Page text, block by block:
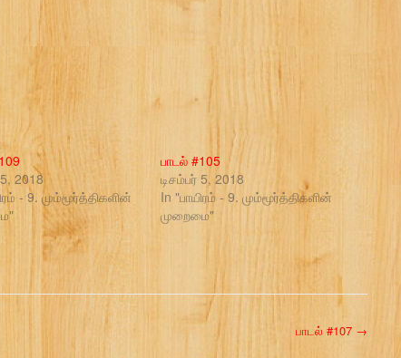
2018
- 9. மும்மூர்த்திகளின்
பாடல் #105
டிசம்பர் 5, 2018
In "பாயிரம் - 9. மும்மூர்த்திகளின்
முறைமை"
பாடல் #107 →